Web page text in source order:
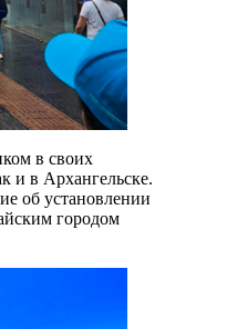
в своих
и в Архангельске.
об установлении
городом